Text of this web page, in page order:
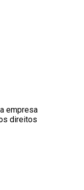
empresa
direitos